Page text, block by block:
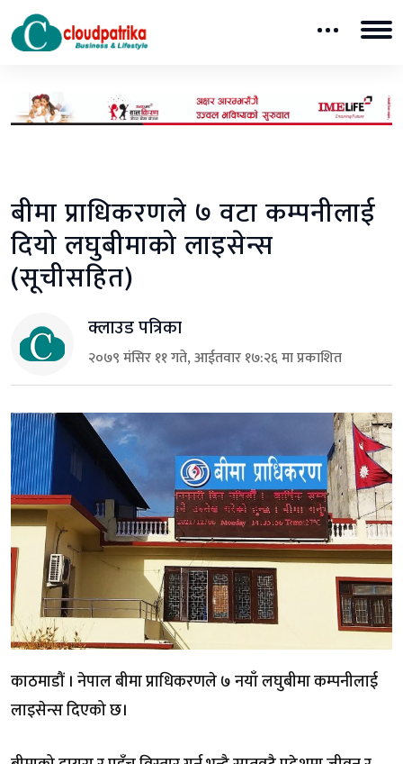
बीमा प्राधिकरणले ७ वटा कम्पनीलाई
दियो लघुबीमाको लाइसेन्स
(सूचीसहित)
क्लाउड पत्रिका
२०७९ मंसिर ११ गते, आईतवार १७:२६ मा प्रकाशित
काठमाडौं । नेपाल बीमा प्राधिकरणले ७ नयाँ लघुबीमा कम्पनीलाई
लाइसेन्स दिएको छ।